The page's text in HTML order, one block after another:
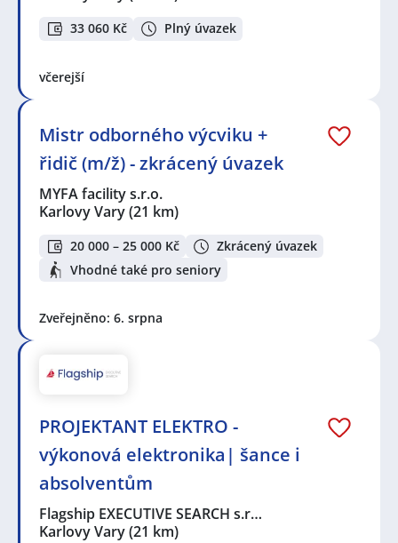
33 060 Kč Plný úvazek
včerejší
Mistr odborného výcviku +
řidič (m/ž) - zkrácený úvazek
MYFA facility s.r.o.
Karlovy Vary(21 km)
20 000 – 25 000 Kč
Zkrácený úvazek
Vhodné také pro seniory
Zveřejněno: 6. srpna
PROJEKTANT ELEKTRO -
výkonová elektronika| šance i
absolventům
Flagship EXECUTIVE SEARCH s.r…
Karlovy Vary(21 km)